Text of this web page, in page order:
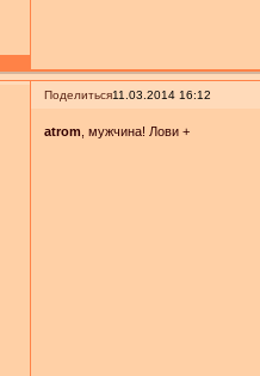
Поделиться11.03.2014 16:12
atrom , мужчина! Лови +